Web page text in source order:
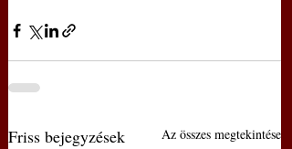
Friss bejegyzések Az összes megtekintése